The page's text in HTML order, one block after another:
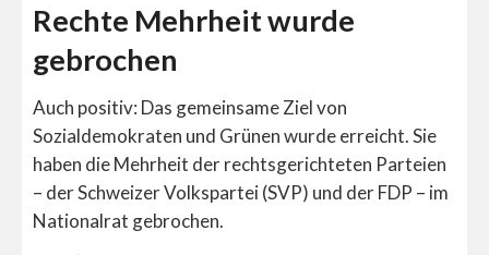
Rechte Mehrheit wurde
gebrochen
Auch positiv: Das gemeinsame Ziel von
Sozialdemokraten und Grünen wurde erreicht. Sie
haben die Mehrheit der rechtsgerichteten Parteien
– der Schweizer Volkspartei (SVP) und der FDP – im
Nationalrat gebrochen.